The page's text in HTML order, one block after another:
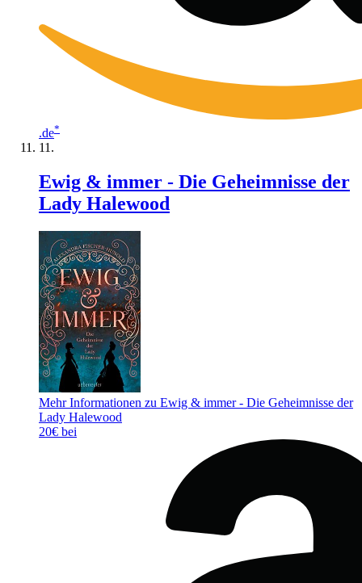
.de*
Ewig & immer - Die Geheimnisse der
Lady Halewood
Mehr Informationen zu Ewig & immer - Die Geheimnisse der
Lady Halewood
20€ bei